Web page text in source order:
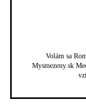
Volám sa
Mysmezeny.sk